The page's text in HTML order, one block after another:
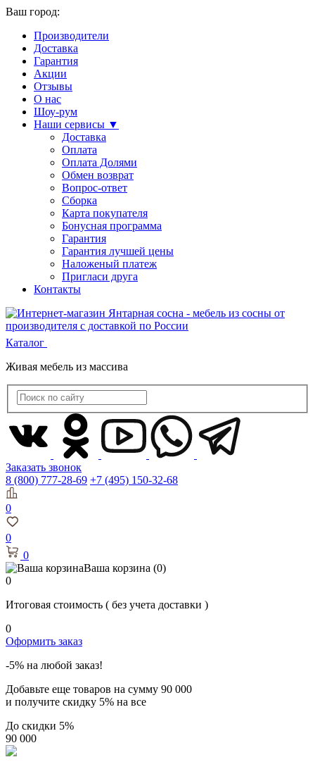
Ваш город:
Производители
Доставка
Гарантия
Акции
Отзывы
О нас
Шоу-рум
Наши сервисы ▼
Доставка
Оплата
Оплата Долями
Обмен возврат
Вопрос-ответ
Сборка
Карта покупателя
Бонусная программа
Гарантия
Гарантия лучшей цены
Наложеный платеж
Пригласи друга
Контакты
Каталог
Живая мебель из массива
Заказать звонок
8 (800) 777-28-69 +7 (495) 150-32-68
0
0
0
Ваша корзина (0)
0
Итоговая стоимость ( без учета доставки )
0
Оформить заказ
-5% на любой заказ!
Добавьте еще товаров на сумму 90 000
и получите скидку 5% на все
До скидки 5%
90 000